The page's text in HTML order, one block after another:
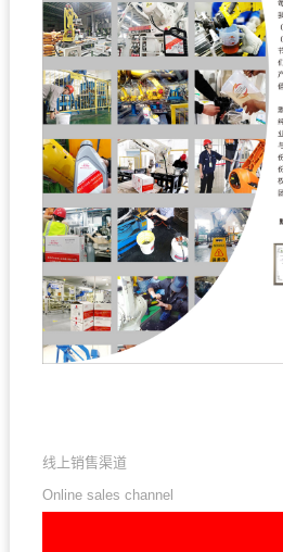
线上销售渠道
Online sales channel